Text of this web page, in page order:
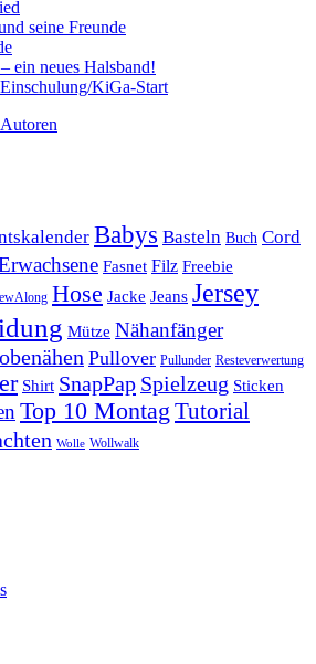
seine Freunde
ein neues Halsband!
KiGa-Start
Babys Basteln Buch Cord
Fasnet Filz Freebie
Hose Jacke Jeans Jersey
Mütze Nähanfänger
Pullover Pullunder Resteverwertung
Shirt SnapPap Spielzeug Sticken
Top 10 Montag Tutorial
Wolle Wollwalk